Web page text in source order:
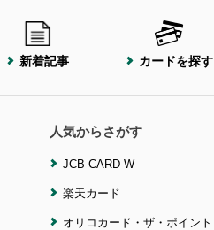
新着記事 カードを探す
人気からさがす
JCB CARD W
楽天カード
オリコカード・ザ・ポイント